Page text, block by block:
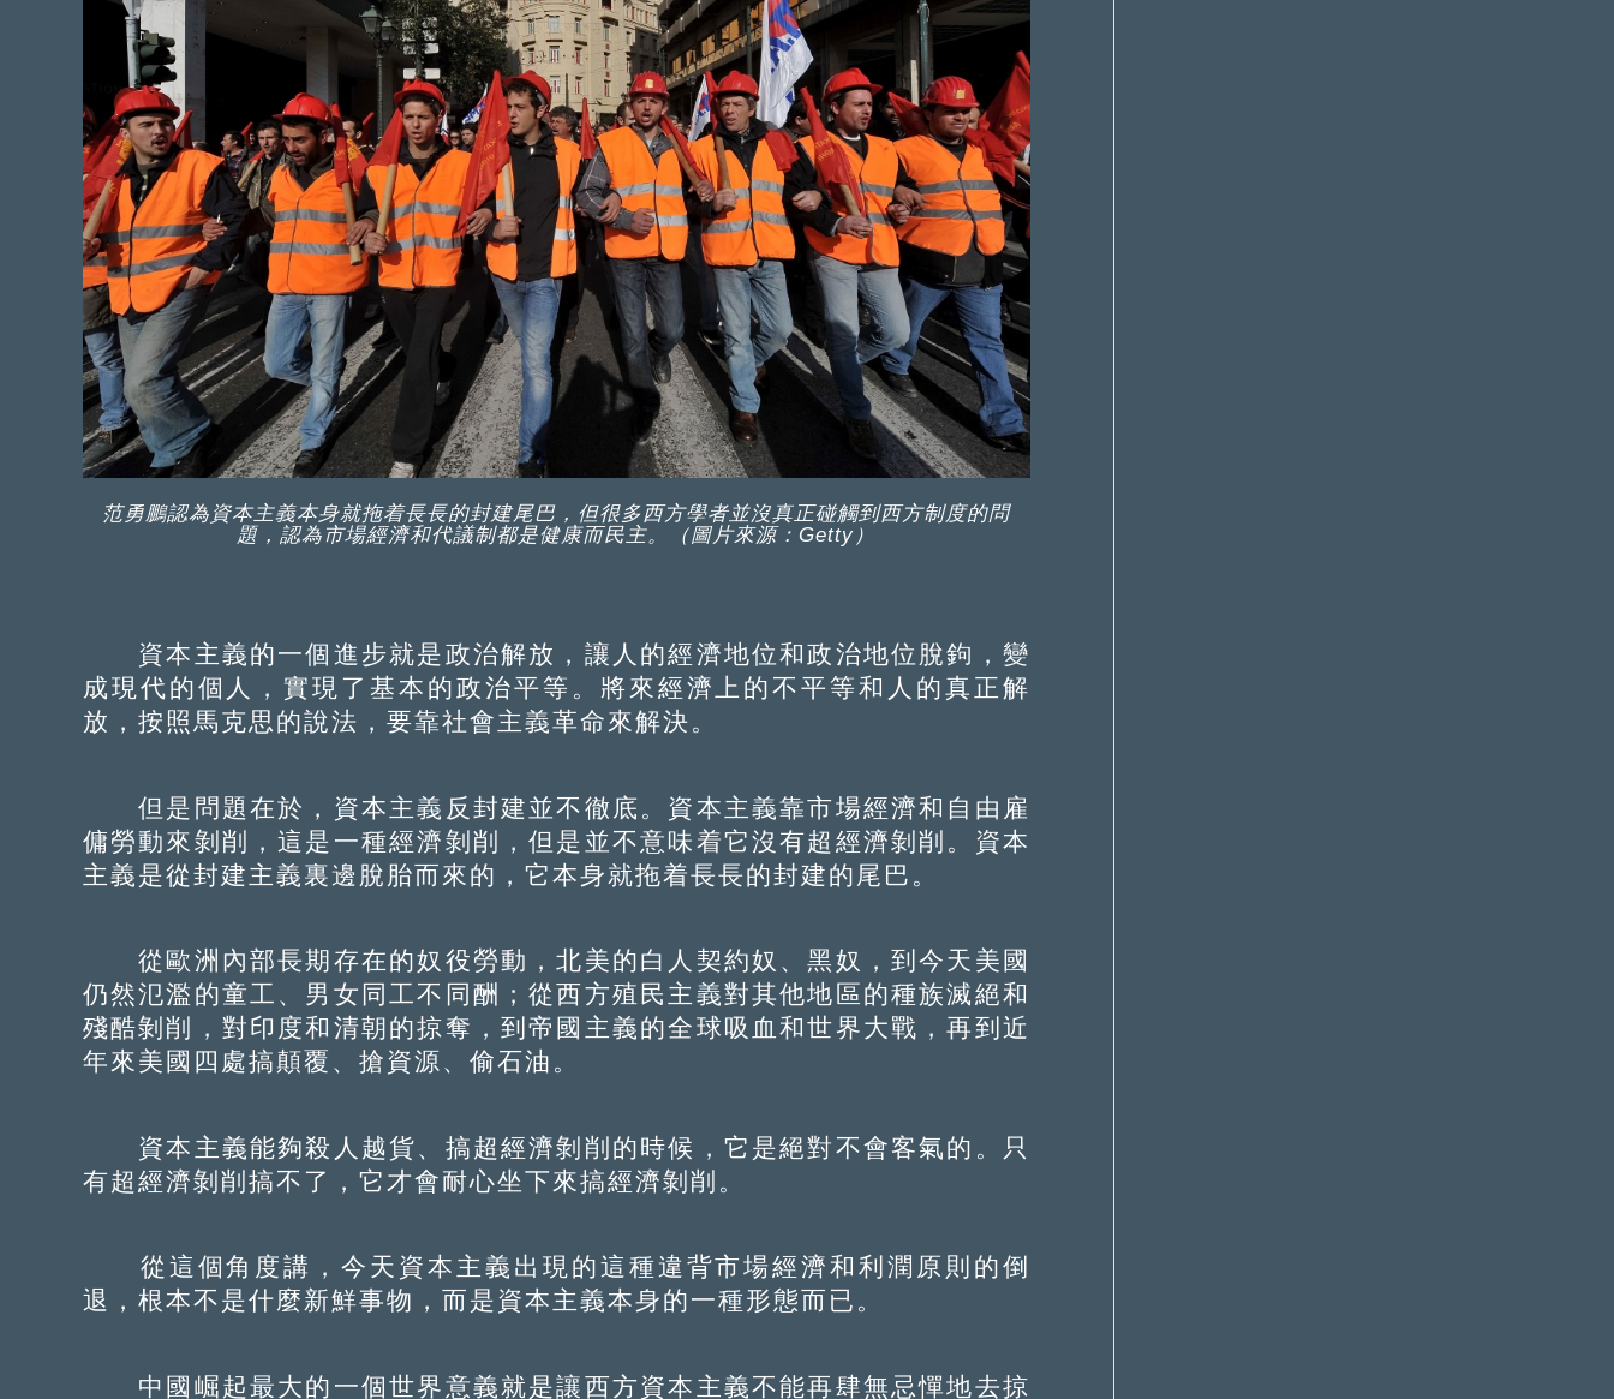
范勇鵬認為資本主義本身就拖着長長的封建尾巴，但很多西方學者並沒真正碰觸到西方制度的問
題，認為市場經濟和代議制都是健康而民主。（圖片來源：Getty）
資本主義的一個進步就是政治解放，讓人的經濟地位和政治地位脫鉤，變
成現代的個人，實現了基本的政治平等。將來經濟上的不平等和人的真正解
放，按照馬克思的說法，要靠社會主義革命來解決。
但是問題在於，資本主義反封建並不徹底。資本主義靠市場經濟和自由雇
傭勞動來剝削，這是一種經濟剝削，但是並不意味着它沒有超經濟剝削。資本
主義是從封建主義裏邊脫胎而來的，它本身就拖着長長的封建的尾巴。
從歐洲內部長期存在的奴役勞動，北美的白人契約奴、黑奴，到今天美國
仍然氾濫的童工、男女同工不同酬；從西方殖民主義對其他地區的種族滅絕和
殘酷剝削，對印度和清朝的掠奪，到帝國主義的全球吸血和世界大戰，再到近
年來美國四處搞顛覆、搶資源、偷石油。
資本主義能夠殺人越貨、搞超經濟剝削的時候，它是絕對不會客氣的。只
有超經濟剝削搞不了，它才會耐心坐下來搞經濟剝削。
從這個角度講，今天資本主義出現的這種違背市場經濟和利潤原則的倒
退，根本不是什麼新鮮事物，而是資本主義本身的一種形態而已。
中國崛起最大的一個世界意義就是讓西方資本主義不能再肆無忌憚地去掠